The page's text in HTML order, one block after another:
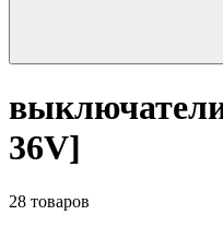
36V]
28 товаров